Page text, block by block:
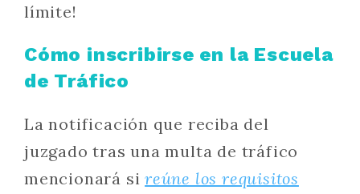
límite!
Cómo inscribirse en la Escuela
de Tráfico
La notificación que reciba del
juzgado tras una multa de tráfico
mencionará sireúne los requisitos